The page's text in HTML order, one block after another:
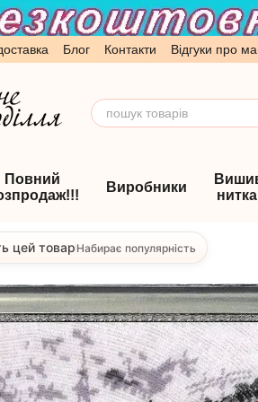
контенту
Блог Контакти
Відгуки про
Угода користувача
Повний
Виробники
цей товарНабирає популярність